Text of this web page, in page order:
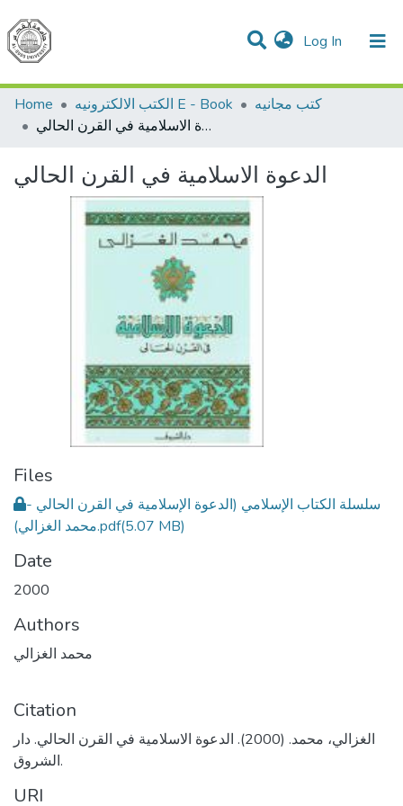
Log In (current)
Communities & Collections
All of DSpace
Home
الكتب الالكترونيه E - Book
كتب مجانيه
الدعوة الاسلامية في القرن الحالي
الدعوة الاسلامية في القرن الحالي
Files
سلسلة الكتاب الإسلامي (الدعوة الإسلامية في القرن الحالي -
محمد الغزالي).pdf(5.07 MB)
Date
2000
Authors
محمد الغزالي
Citation
الغزالي، محمد. (2000). الدعوة الاسلامية في القرن الحالي. دار
الشروق.
URI